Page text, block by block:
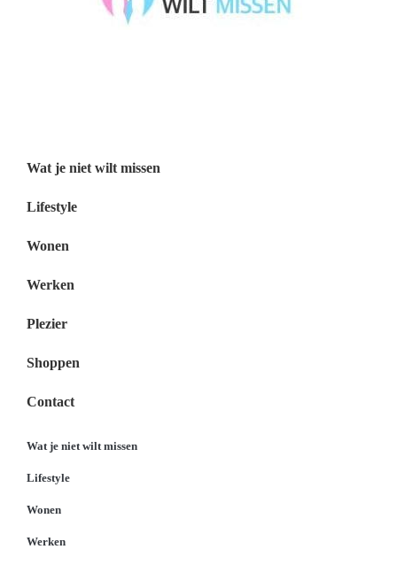
Wat je niet wilt missen
Lifestyle
Wonen
Werken
Plezier
Shoppen
Contact
Wat je niet wilt missen
Lifestyle
Wonen
Werken